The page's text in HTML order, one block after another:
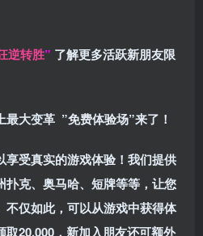
逆转胜” 了解更多活跃新朋友限
最大变革 ”免费体验场”来了！
享受真实的游戏体验！我们提供
扑克、奥马哈、短牌等等，让您
仅如此， 可以从游戏中获得体
20,000，新加入朋友还可额外